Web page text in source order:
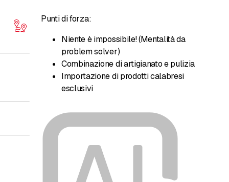
Punti di forza:
Niente è impossibile! (Mentalità da
problem solver)
Combinazione di artigianato e pulizia
Importazione di prodotti calabresi
esclusivi